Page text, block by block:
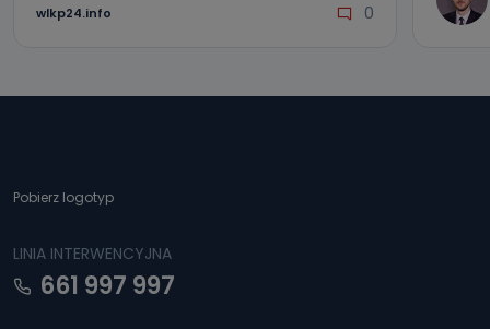
wlkp24.info 0
Pobierz logotyp
LINIA INTERWENCYJNA
661 997 997